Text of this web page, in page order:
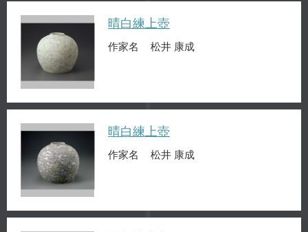
晴白練上壺
作家名 松井 康成
晴白練上壺
作家名 松井 康成